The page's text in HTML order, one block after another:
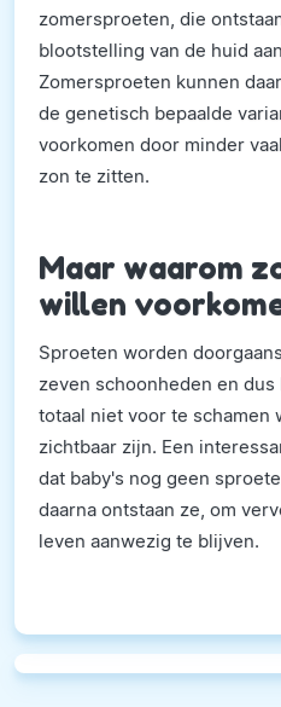
zomersproeten, die
blootstelling van de huid
Zomersproeten kunnen
de genetisch bepaalde
voorkomen door minder
zon te zitten.
Maar waarom
willen
Sproeten worden
zeven schoonheden en
totaal niet voor te schamen
zichtbaar zijn. Een
dat baby's nog geen
daarna ontstaan ze, om
leven aanwezig te blijven.